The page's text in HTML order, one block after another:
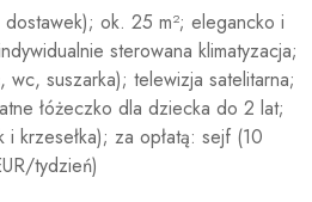
ok. 25 m²; elegancko i
sterowana klimatyzacja;
wc, suszarka); telewizja satelitarna;
łóżeczko dla dziecka do 2 lat;
i krzesełka); za opłatą: sejf (10
tydzień)